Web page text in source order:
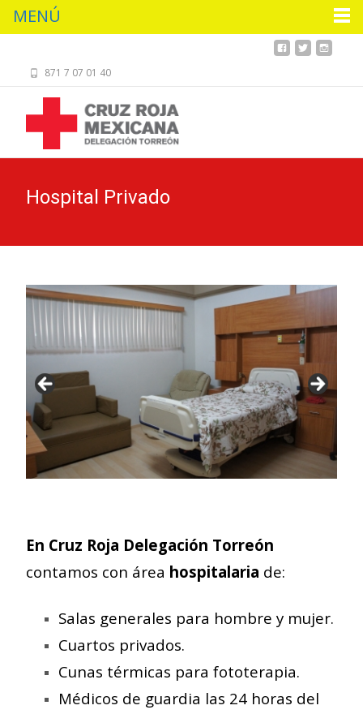
871 7 07 01 40
Hospital Privado
En Cruz Roja Delegación Torreón
contamos con área hospitalaria de:
Salas generales para hombre y mujer.
Cuartos privados.
Cunas térmicas para fototerapia.
Médicos de guardia las 24 horas del
MENÚ